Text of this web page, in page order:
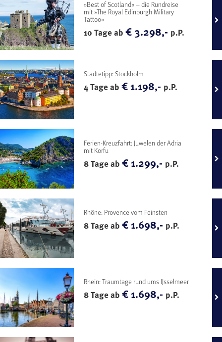
»Best of Scotland« – die Rundreise
mit »The Royal Edinburgh Military
Tattoo«
10 Tage ab€ 3.298,- p.P.
Städtetipp: Stockholm
4 Tage ab€ 1.198,- p.P.
Ferien-Kreuzfahrt: Juwelen der Adria
mit Korfu
8 Tage ab€ 1.299,- p.P.
Rhône: Provence vom Feinsten
8 Tage ab€ 1.698,- p.P.
Rhein: Traumtage rund ums IJsselmeer
8 Tage ab€ 1.698,- p.P.